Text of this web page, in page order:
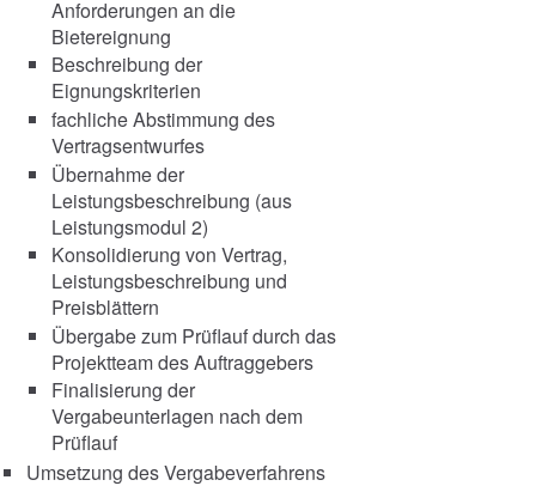
Anforderungen an die
Bietereignung
Beschreibung der
Eignungskriterien
fachliche Abstimmung des
Vertragsentwurfes
Übernahme der
Leistungsbeschreibung (aus
Leistungsmodul 2)
Konsolidierung von Vertrag,
Leistungsbeschreibung und
Preisblättern
Übergabe zum Prüflauf durch das
Projektteam des Auftraggebers
Finalisierung der
Vergabeunterlagen nach dem
Prüflauf
Umsetzung des Vergabeverfahrens